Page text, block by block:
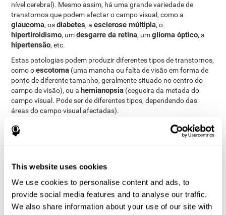
This website uses cookies
We use cookies to personalise content and ads, to
provide social media features and to analyse our traffic.
We also share information about your use of our site with
nível cerebral). Mesmo assim, há uma grande variedade de
transtornos que podem afectar o campo visual, como a
glaucoma, osdiabetes, aesclerose múltipla, o
hipertiroidismo, umdesgarre da retina, umglioma óptico, a
hipertensão, etc.
Estas patologias podem produzir diferentes tipos de transtornos,
como oescotoma (uma mancha ou falta de visão em forma de
ponto de diferente tamanho, geralmente situado no centro do
campo de visão), ou a hemianopsia (cegueira da metada do
campo visual. Pode ser de diferentes tipos, dependendo das
áreas do campo visual afectadas).
Como medir e avaliar o campo
estímulos à nossa volta sem necessidade de desviar o olhar de
um ponto, permitindo realizar com fluídez muitas das actividades
do nosso dia-a-dia. Assim, a avaliação do nosso campo visual